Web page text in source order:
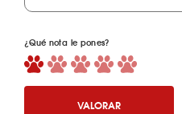
¿Qué nota le pones?
VALORAR